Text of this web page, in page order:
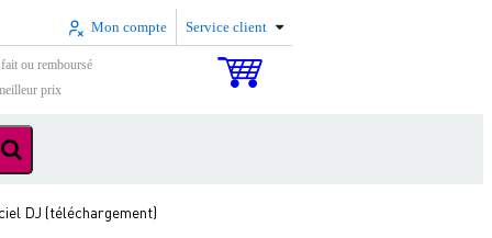
Mon compte Service client
ou remboursé
prix
DJ (téléchargement)